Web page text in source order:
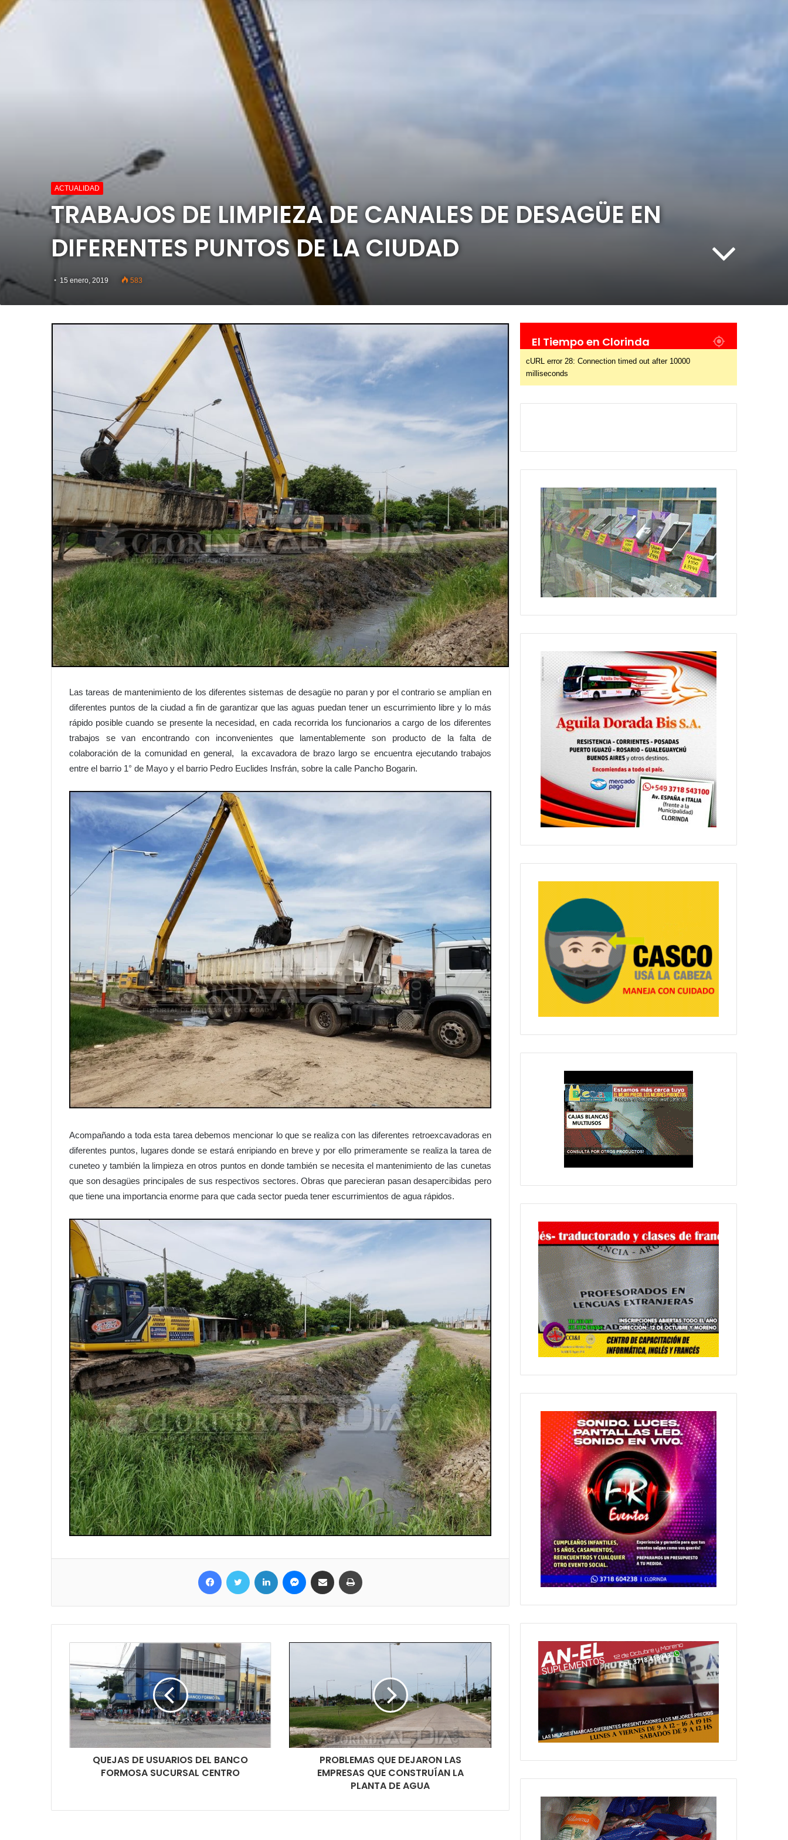
ACTUALIDAD
TRABAJOS DE LIMPIEZA DE CANALES DE DESAGÜE EN
DIFERENTES PUNTOS DE LA CIUDAD
15 enero, 2019 583
Las tareas de mantenimiento de los diferentes sistemas de desagüe no paran y por el contrario se amplían en
diferentes puntos de la ciudad a fin de garantizar que las aguas puedan tener un escurrimiento libre y lo más
rápido posible cuando se presente la necesidad, en cada recorrida los funcionarios a cargo de los diferentes
trabajos se van encontrando con inconvenientes que lamentablemente son producto de la falta de
colaboración de la comunidad en general, la excavadora de brazo largo se encuentra ejecutando trabajos
entre el barrio 1° de Mayo y el barrio Pedro Euclides Insfrán, sobre la calle Pancho Bogarin.
Acompañando a toda esta tarea debemos mencionar lo que se realiza con las diferentes retroexcavadoras en
diferentes puntos, lugares donde se estará enripiando en breve y por ello primeramente se realiza la tarea de
cuneteo y también la limpieza en otros puntos en donde también se necesita el mantenimiento de las cunetas
que son desagües principales de sus respectivos sectores. Obras que parecieran pasan desapercibidas pero
que tiene una importancia enorme para que cada sector pueda tener escurrimientos de agua rápidos.
QUEJAS DE USUARIOS DEL BANCO
FORMOSA SUCURSAL CENTRO
PROBLEMAS QUE DEJARON LAS
EMPRESAS QUE CONSTRUÍAN LA
PLANTA DE AGUA
El Tiempo en Clorinda
cURL error 28: Connection timed out after 10000
milliseconds